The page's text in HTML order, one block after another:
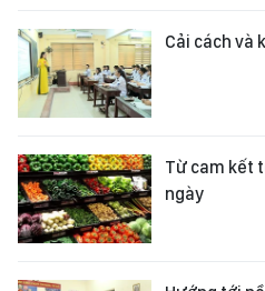
Cải cách và
Từ cam kết
ngày